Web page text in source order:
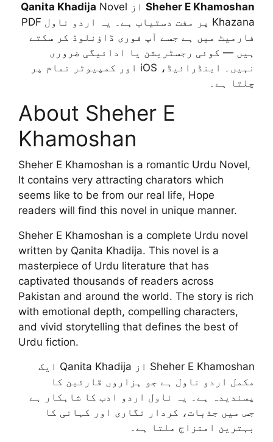
Sheher E Khamoshan از Qanita Khadija Novel
Khazana پر مفت دستیاب ہے۔ یہ اردو ناول PDF
فارمیٹ میں ہے جسے آپ فوری ڈاؤنلوڈ کر سکتے
ہیں — کوئی رجسٹریشن یا ادائیگی ضروری
نہیں۔ اینڈرائیڈ، iOS اور کمپیوٹر تمام پر
چلتا ہے۔
About Sheher E
Khamoshan
Sheher E Khamoshan is a romantic Urdu Novel,
It contains very attracting charators which
seems like to be from our real life, Hope
readers will find this novel in unique manner.
Sheher E Khamoshan is a complete Urdu novel
written by Qanita Khadija. This novel is a
masterpiece of Urdu literature that has
captivated thousands of readers across
Pakistan and around the world. The story is rich
with emotional depth, compelling characters,
and vivid storytelling that defines the best of
Urdu fiction.
Sheher E Khamoshan از Qanita Khadija ایک
مکمل اردو ناول ہے جو ہزاروں قارئین کا
پسندیدہ ہے۔ یہ ناول اردو ادب کا شاہکار ہے
جس میں جذبات، کردار نگاری اور کہانی کا
بہترین امتزاج ملتا ہے۔